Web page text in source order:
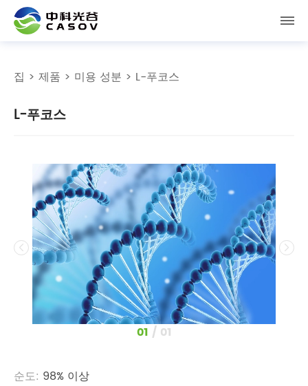
집 > 제품 > 미용 성분 > L-푸코스
L-푸코스
1 / 1
순도: 98% 이상